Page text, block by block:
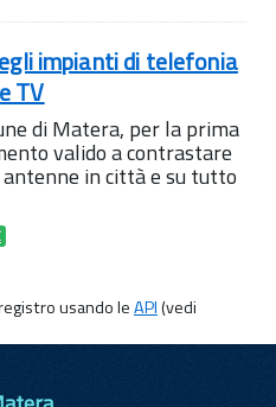
impianti di telefonia
TV
di Matera, per la prima
valido a contrastare
in città e su tutto
usando leAPI(vedi